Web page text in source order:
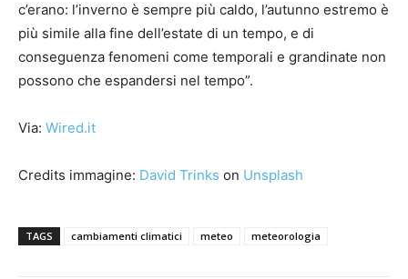
c’erano: l’inverno è sempre più caldo, l’autunno estremo è
più simile alla fine dell’estate di un tempo, e di
conseguenza fenomeni come temporali e grandinate non
possono che espandersi nel tempo”.
Via: Wired.it
Credits immagine: David Trinks on Unsplash
TAGS cambiamenti climatici meteo meteorologia